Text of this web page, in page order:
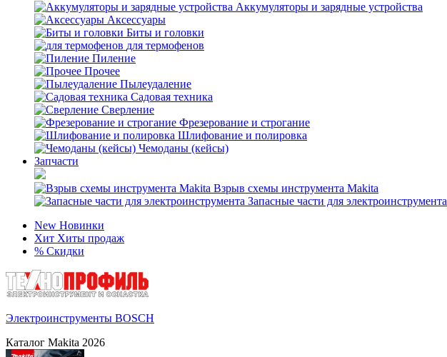
Аккумуляторы и зарядные устройства
Аксессуары
Биты и головки
для термофенов
Пиление
Прочее
Пылеудаление
Садовая техника
Сверление
Фрезерование и строгание
Шлифование и полировка
Чемоданы (кейсы)
Запчасти
Взрыв схемы инструмента Makita
Запасные части для электроинструмента
New Новинки
Хит Хиты продаж
% Скидки
Электроинструменты BOSCH
Каталог Makita 2026